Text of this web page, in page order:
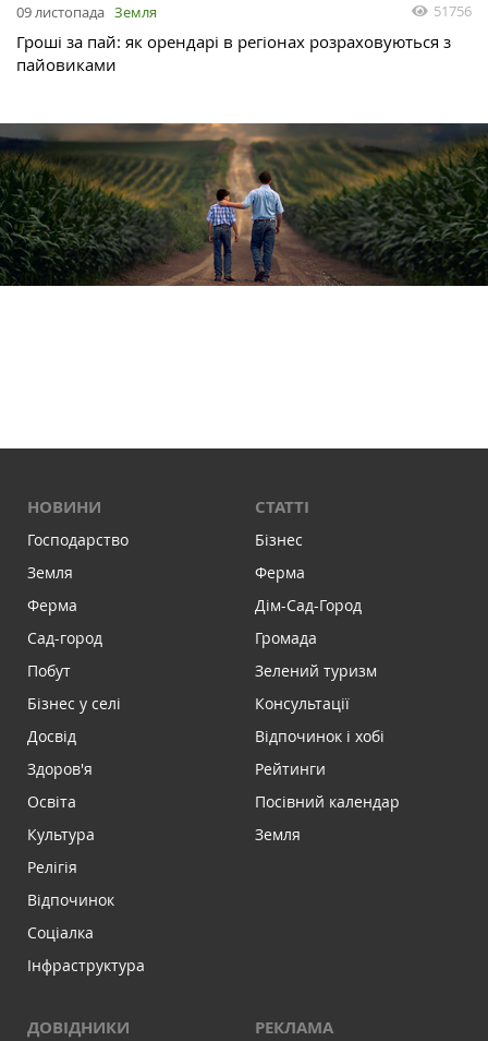
09 листопада Земля 51756
Гроші за пай: як орендарі в регіонах розраховуються з
пайовиками
НОВИНИ
Господарство
Земля
Ферма
Сад-город
Побут
Бізнес у селі
Досвід
Здоров'я
Освіта
Культура
Релігія
Відпочинок
Соціалка
Інфраструктура
СТАТТІ
Бізнес
Ферма
Дім-Сад-Город
Громада
Зелений туризм
Консультації
Відпочинок і хобі
Рейтинги
Посівний календар
Земля
ДОВІДНИКИ РЕКЛАМА